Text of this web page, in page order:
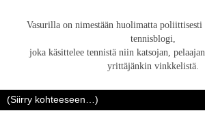
Vasurilla on nimestään huolimatta poliittisesti
tennisblogi,
joka käsittelee tennistä niin katsojan,
yrittäjänkin vinkkelistä.